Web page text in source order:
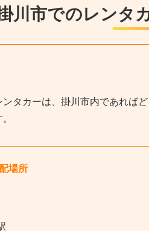
川市でのレンタ
タカーは、掛川市内であれば
場所